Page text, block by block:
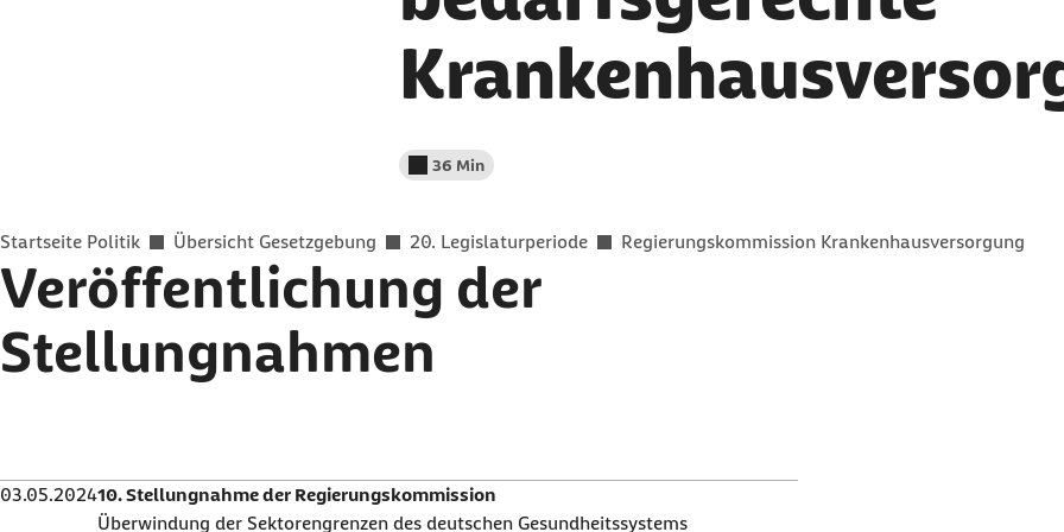
Lesedauer weniger als
36 Min
Sie befinden sich hier:
Startseite Politik Übersicht Gesetzgebung 20. Legislaturperiode Regierungskommission Krankenhausversorgung
Veröffentlichung der
Stellungnahmen
03.05.202410. Stellungnahme der Regierungskommission
Überwindung der Sektorengrenzen des deutschen Gesundheitssystems